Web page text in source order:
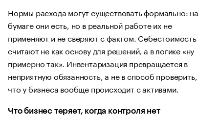
Нормы расхода могут существовать формально: на
бумаге они есть, но в реальной работе их не
применяют и не сверяют с фактом. Себестоимость
считают не как основу для решений, а в логике «ну
примерно так». Инвентаризация превращается в
неприятную обязанность, а не в способ проверить,
что у бизнеса вообще происходит с активами.
Что бизнес теряет, когда контроля нет